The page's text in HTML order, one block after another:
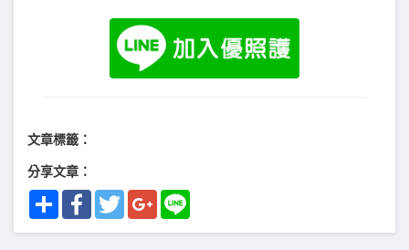
文章標籤：
分享文章：
Share FacebookTwitterGoogle+